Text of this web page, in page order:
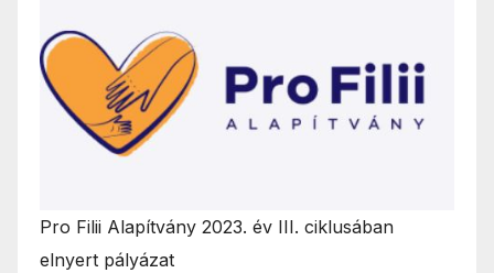
Pro Filii Alapítvány 2023. év III. ciklusában
elnyert pályázat